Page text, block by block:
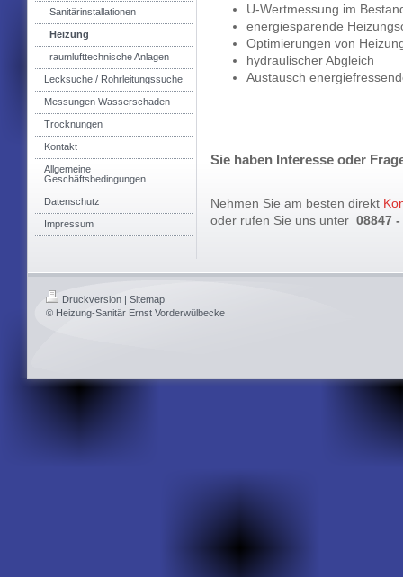
Sanitärinstallationen
Heizung
raumlufttechnische Anlagen
Lecksuche / Rohrleitungssuche
Messungen Wasserschaden
Trocknungen
Kontakt
Allgemeine
Geschäftsbedingungen
Datenschutz
Impressum
U-Wertmessung im
energiesparende
Optimierungen von
hydraulischer Abgleich
Austausch
Sie haben Interesse oder
Nehmen Sie am besten direkt
oder rufen Sie uns unter 08847
Druckversion | Sitemap
© Heizung-Sanitär Ernst Vorderwülbecke